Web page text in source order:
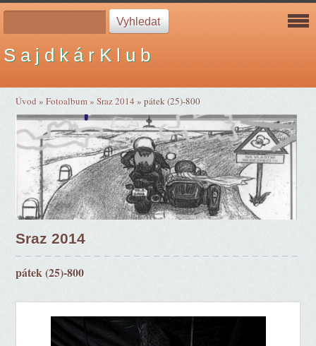
S a j d k á r K l u b
Úvod »Fotoalbum»Sraz 2014»pátek (25)-800
Sraz 2014
pátek (25)-800